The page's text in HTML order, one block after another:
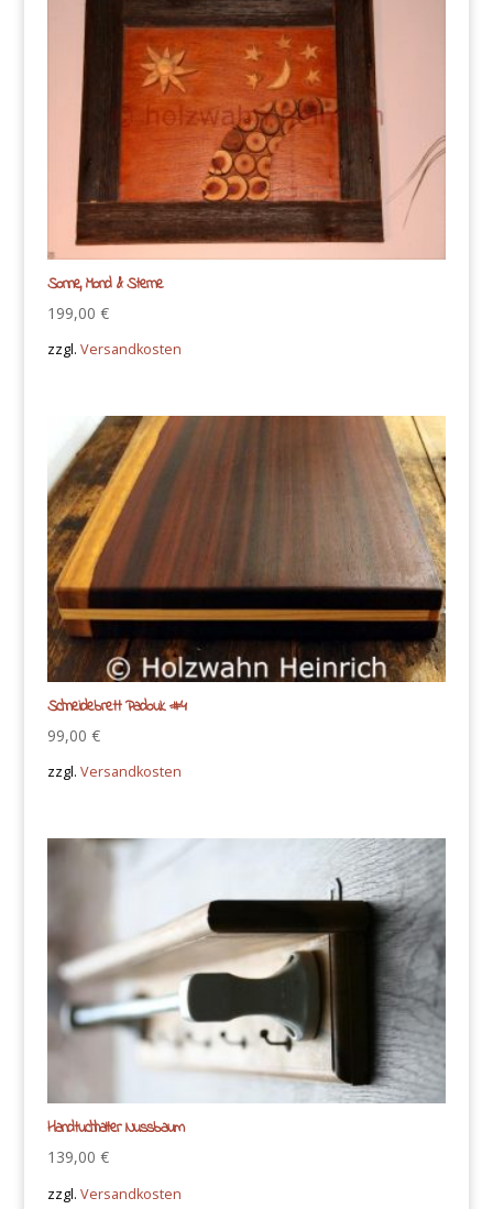
Sonne, Mond & Sterne
199,00 €
zzgl. Versandkosten
Schneidebrett Padouk #4
99,00 €
zzgl. Versandkosten
Handtuchhalter Nussbaum
139,00 €
zzgl. Versandkosten